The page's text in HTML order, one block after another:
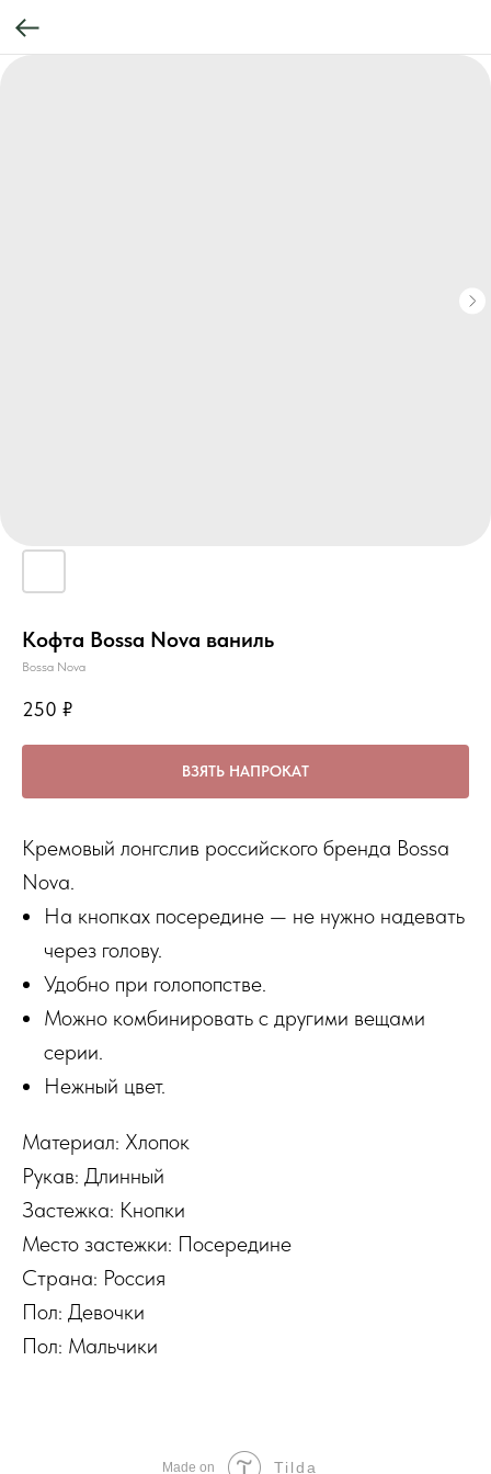
Кофта Bossa Nova ваниль
Bossa Nova
250 ₽
ВЗЯТЬ НАПРОКАТ
Кремовый лонгслив российского бренда Bossa
Nova.
На кнопках посередине — не нужно надевать
через голову.
Удобно при голопопстве.
Можно комбинировать с другими вещами
серии.
Нежный цвет.
Материал: Хлопок
Рукав: Длинный
Застежка: Кнопки
Место застежки: Посередине
Страна: Россия
Пол: Девочки
Пол: Мальчики
Made on Tilda